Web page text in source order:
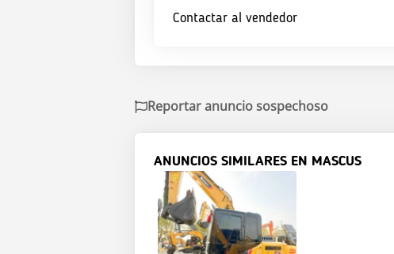
Contactar al vendedor
Reportar anuncio sospechoso
ANUNCIOS SIMILARES EN MASCUS